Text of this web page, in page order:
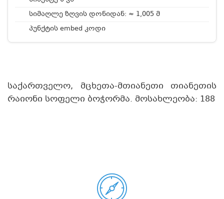
სიმაღლე ზღვის დონიდან: ≈ 1,005 მ
პუნქტის embed კოდი
საქართველო, მცხეთა-მთიანეთი თიანეთის
რაიონი სოფელი ბოჭორმა. მოსახლეობა: 188